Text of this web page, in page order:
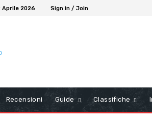
Aprile 2026 Sign in / Join
Recensioni Guide Classifiche